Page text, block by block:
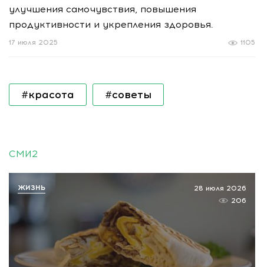
улучшения самочувствия, повышения
продуктивности и укрепления здоровья.
1105
17 июля 2025
#красота #советы
СМИ2
28 июля 2026
206
ЖИЗНЬ